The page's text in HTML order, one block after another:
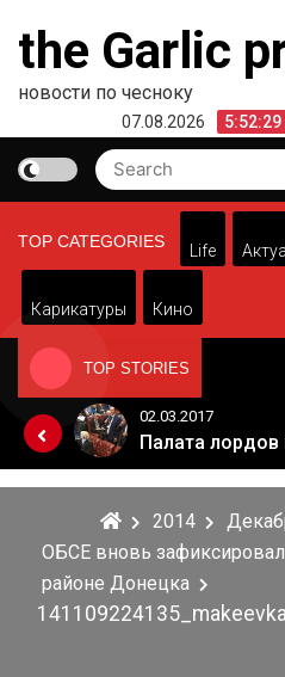
content
the Garlic
новости по чесноку
07.08.2026 5:52:29
Search
for:
TOP CATEGORIES
Life
Карикатуры Кино
TOP STORIES
Когда Россия разрешит полеты в Грузию. Позиция Кремля
02.03.2017
2014
ОБСЕ вновь
районе Донецка